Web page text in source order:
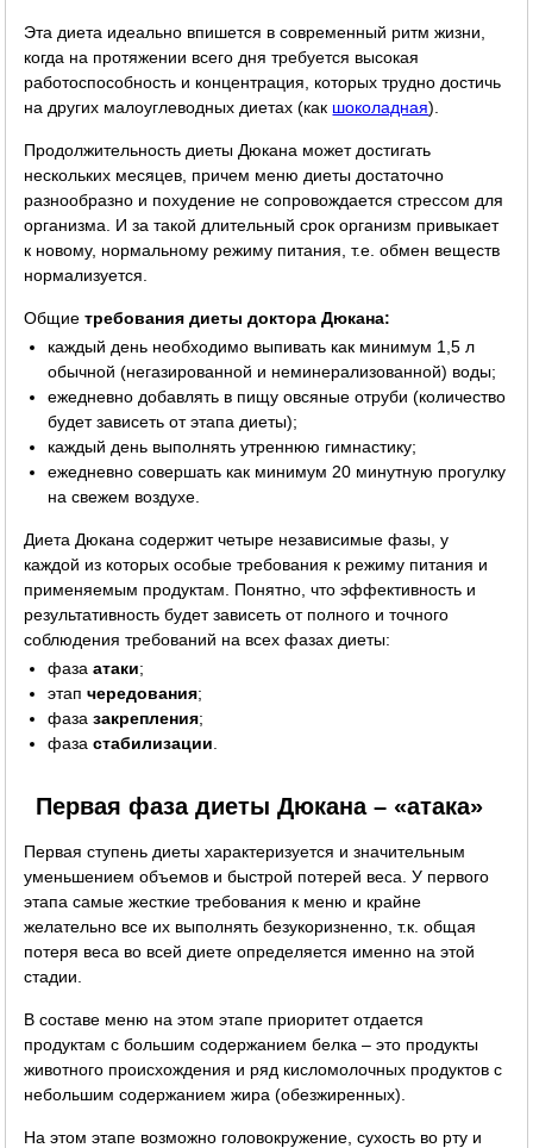
Эта диета идеально впишется в современный ритм жизни,
когда на протяжении всего дня требуется высокая
работоспособность и концентрация, которых трудно достичь
на других малоуглеводных диетах (как шоколадная).
Продолжительность диеты Дюкана может достигать
нескольких месяцев, причем меню диеты достаточно
разнообразно и похудение не сопровождается стрессом для
организма. И за такой длительный срок организм привыкает
к новому, нормальному режиму питания, т.е. обмен веществ
нормализуется.
Общиетребования диеты доктора Дюкана:
каждый день необходимо выпивать как минимум 1,5 л
обычной (негазированной и неминерализованной) воды;
ежедневно добавлять в пищу овсяные отруби (количество
будет зависеть от этапа диеты);
каждый день выполнять утреннюю гимнастику;
ежедневно совершать как минимум 20 минутную прогулку
на свежем воздухе.
Диета Дюкана содержит четыре независимые фазы, у
каждой из которых особые требования к режиму питания и
применяемым продуктам. Понятно, что эффективность и
результативность будет зависеть от полного и точного
соблюдения требований на всех фазах диеты:
фазаатаки;
этапчередования;
фазазакрепления;
фазастабилизации
Первая фаза диеты Дюкана – «атака»
Первая ступень диеты характеризуется и значительным
уменьшением объемов и быстрой потерей веса. У первого
этапа самые жесткие требования к меню и крайне
желательно все их выполнять безукоризненно, т.к. общая
потеря веса во всей диете определяется именно на этой
стадии.
В составе меню на этом этапе приоритет отдается
продуктам с большим содержанием белка – это продукты
животного происхождения и ряд кисломолочных продуктов с
небольшим содержанием жира (обезжиренных).
На этом этапе возможно головокружение, сухость во рту и